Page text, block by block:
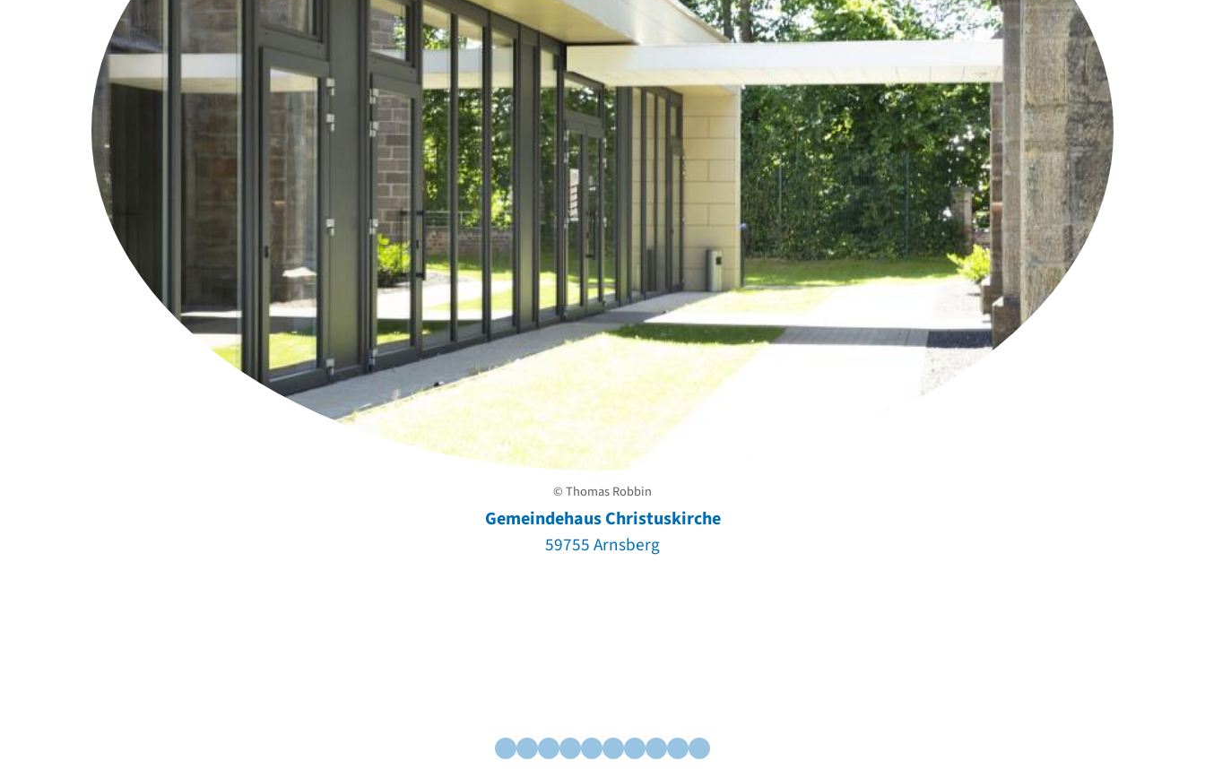
© Thomas Robbin
Gemeindehaus Christuskirche
59755 Arnsberg